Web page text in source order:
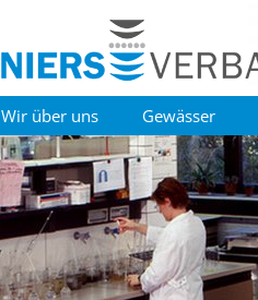
Wir über uns Gewässer